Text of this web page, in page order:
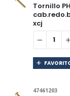
Tornillo PH
xcj
47461203